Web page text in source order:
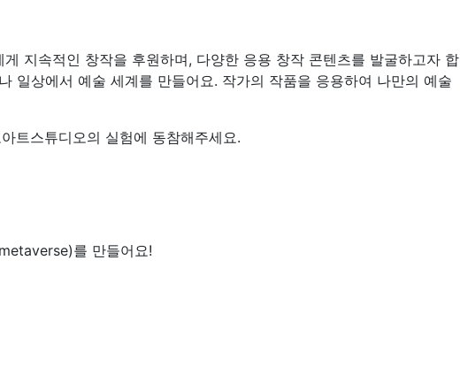
지속적인 창작을 후원하며, 다양한 응용 창작 콘텐츠를 발굴하고자 합
일상에서 예술 세계를 만들어요. 작가의 작품을 응용하여 나만의 예술
트스튜디오의 실험에 동참해주세요.
를 만들어요!